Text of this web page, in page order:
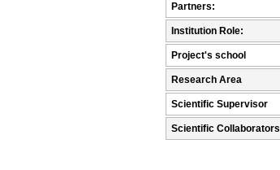
Partners:
Institution Role:
Project's school
Research Area
Scientific Supervisor
Scientific Collaborators